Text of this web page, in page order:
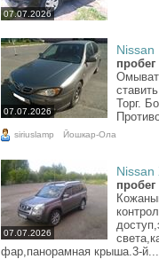
07.07.2026
07.07.2026
Nissan
Торг.
siriuslamp Йошкар-Ола
07.07.2026
Nissan
фар,панорамная крыша.3-й...